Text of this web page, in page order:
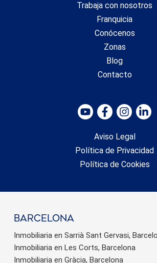
Trabaja con nosotros
Franquicia
Conócenos
Zonas
Blog
Contacto
Aviso Legal
Política de Privacidad
Política de Cookies
barcelona
Inmobiliaria en Sarrià Sant Gervasi,
Inmobiliaria en Les Corts, Barcelona
Inmobiliaria en Gràcia, Barcelona